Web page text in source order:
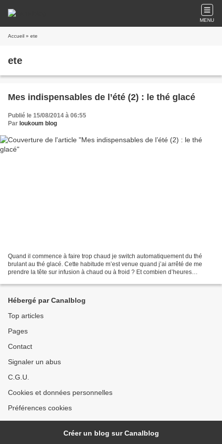
MENU
Accueil » ete
ete
Mes indispensables de l’été (2) : le thé glacé
Publié le 15/08/2014 à 06:55
Par loukoum blog
Quand il commence à faire trop chaud je switch automatiquement du thé
brulant au thé glacé. Cette habitude m’est venue quand j’ai arrêté de me
prendre la tête sur infusion à chaud ou à froid ? Et combien d’heures
Hébergé par Canalblog
Top articles
Pages
Contact
Signaler un abus
C.G.U.
Cookies et données personnelles
Préférences cookies
Créer un blog sur Canalblog